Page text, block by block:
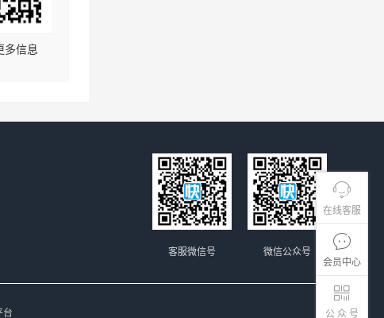
在线客服
会员中心
公 众 号
多信息
微信公众号
客服微信号
台